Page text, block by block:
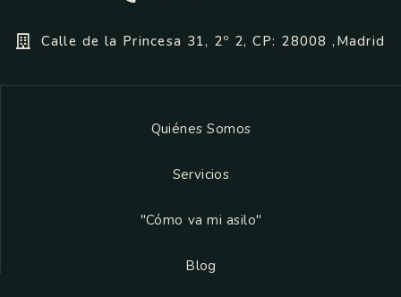
Calle de la Princesa 31, 2º 2, CP: 28008 ,Madrid
Quiénes Somos
Servicios
"Cómo va mi asilo"
Blog